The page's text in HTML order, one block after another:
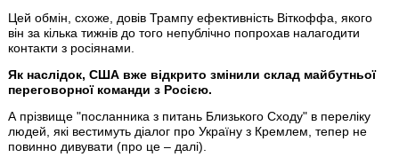
Цей обмін, схоже, довів Трампу ефективність Віткоффа, якого
він за кілька тижнів до того непублічно попрохав налагодити
контакти з росіянами.
Як наслідок, США вже відкрито змінили склад майбутньої
переговорної команди з Росією.
А прізвище "посланника з питань Близького Сходу" в переліку
людей, які вестимуть діалог про Україну з Кремлем, тепер не
повинно дивувати (про це – далі).